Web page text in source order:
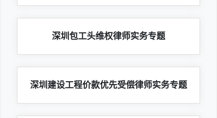
深圳包工头维权律师实务专题
深圳建设工程价款优先受偿律师实务专题